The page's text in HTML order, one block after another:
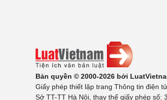
Bản quyền © 2000-2026 bởi
Giấy phép thiết lập trang Thông tin điện
Sở TT-TT Hà Nội, thay thế giấy phép số: